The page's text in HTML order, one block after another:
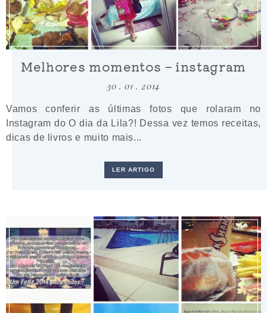
Melhores momentos – instagram
30 . 01 . 2014
Vamos conferir as últimas fotos que rolaram no
Instagram do O dia da Lila?! Dessa vez temos receitas,
dicas de livros e muito mais...
LER ARTIGO